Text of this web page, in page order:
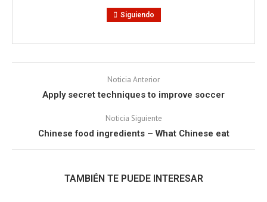
Siguiendo
Noticia Anterior
Apply secret techniques to improve soccer
Noticia Siguiente
Chinese food ingredients – What Chinese eat
TAMBIÉN TE PUEDE INTERESAR